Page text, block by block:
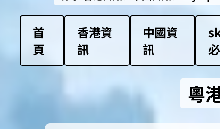
首
頁
香港資
訊
中國資
訊
粵